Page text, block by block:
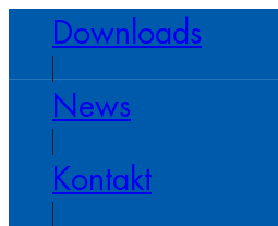
Downloads
News
Kontakt